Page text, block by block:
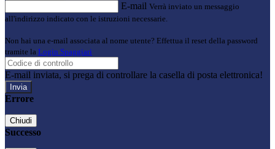
E-mail Verrà inviato un messaggio
all'indirizzo indicato con le istruzioni necessarie.
Non hai una e-mail associata al nome utente? Effettua il reset della password
tramite la Login Spaggiari
E-mail inviata, si prega di controllare la casella di posta elettronica!
Errore
Chiudi
Successo